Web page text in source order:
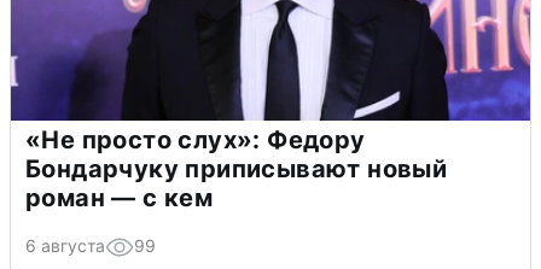
«Не просто слух»: Федору
Бондарчуку приписывают новый
роман — с кем
6 августа 99